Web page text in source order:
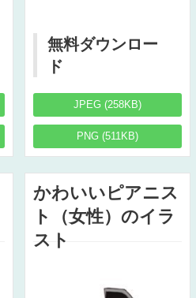
無料ダウンロー
ド
JPEG (258KB)
PNG (511KB)
かわいいピアニス
ト（女性）のイラ
スト